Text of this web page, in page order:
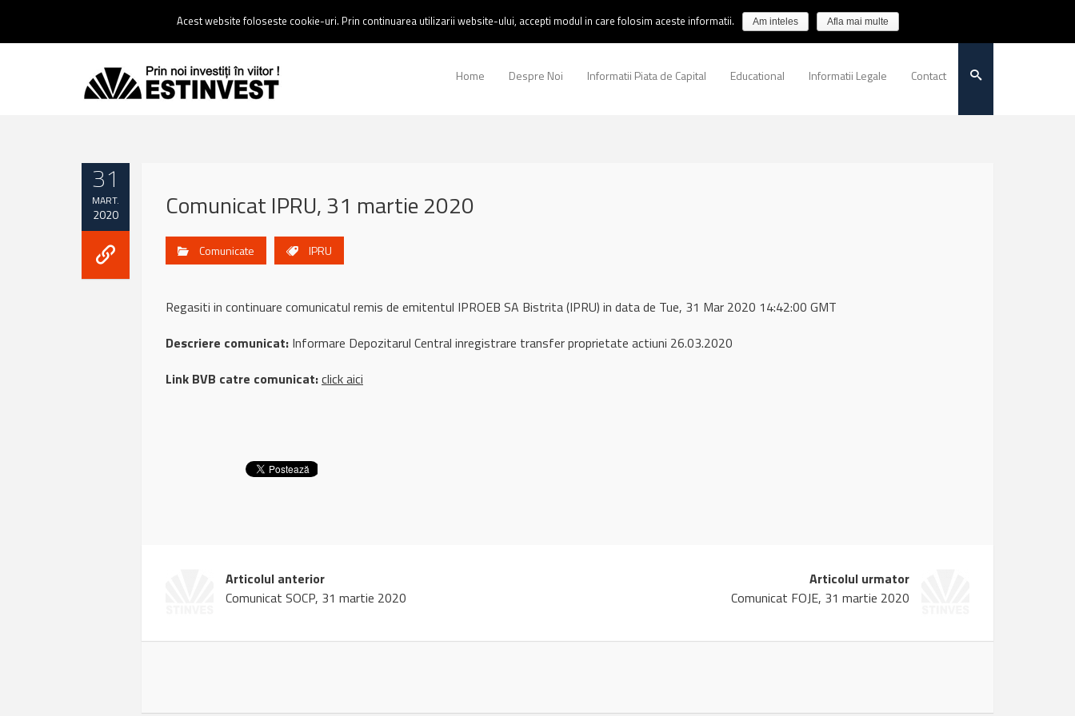
0237 238 900 |Email :contact@estinvest.ro
Home Despre Noi Informatii Piata de Capital Educational Informatii Legale Contact
31
MART.
2020 Comunicat IPRU, 31 martie 2020
Comunicate IPRU
Regasiti in continuare comunicatul remis de emitentul IPROEB SA Bistrita (IPRU) in data de Tue, 31 Mar 2020 14:42:00 GMT
Descriere comunicat: Informare Depozitarul Central inregistrare transfer proprietate actiuni 26.03.2020
Link BVB catre comunicat:click aici
Articolul anterior
Comunicat SOCP, 31 martie 2020
Articolul urmator
Comunicat FOJE, 31 martie 2020
Acest website foloseste cookie-uri. Prin continuarea utilizarii website-ului, accepti modul in care folosim aceste informatii. Am inteles Afla mai multe